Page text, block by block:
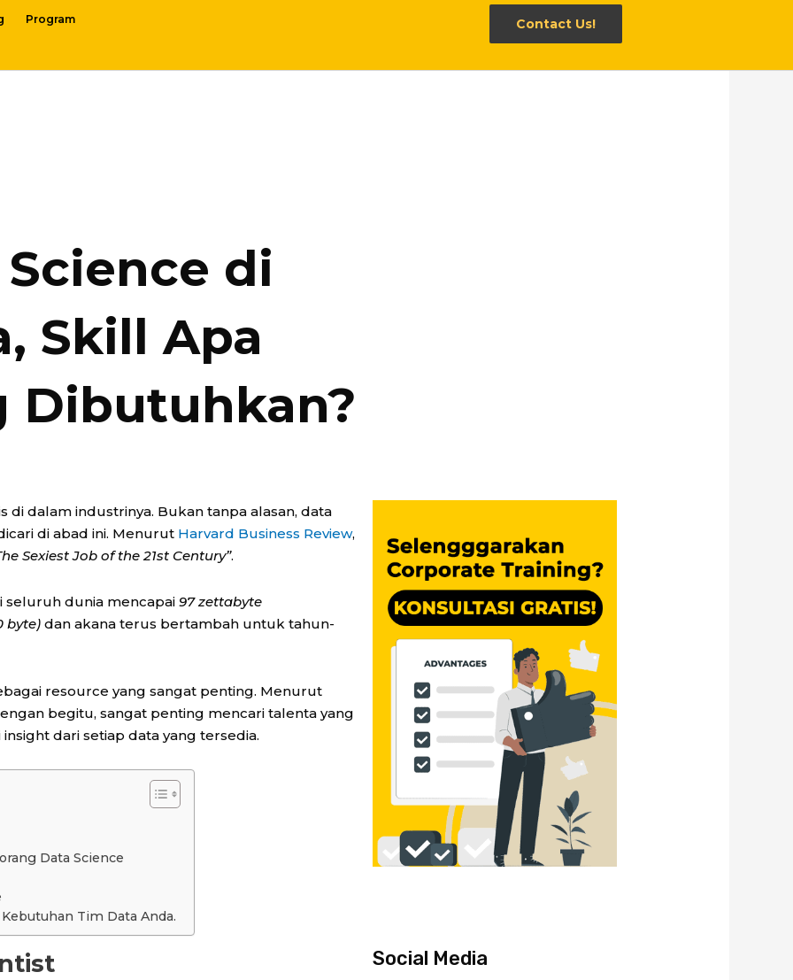
Program Contact Us!
di
Skill Apa
Dibutuhkan?
di dalam industrinya. Bukan tanpa alasan, data
di abad ini. Menurut Harvard Business Review,
Sexiest Job of the 21st Century”.
seluruh dunia mencapai 97 zettabyte
byte)dan akana terus bertambah untuk tahun-
resource yang sangat penting. Menurut
begitu, sangat penting mencari talenta yang
dari setiap data yang tersedia.
Data Science
Tim Data Anda.
Social Media